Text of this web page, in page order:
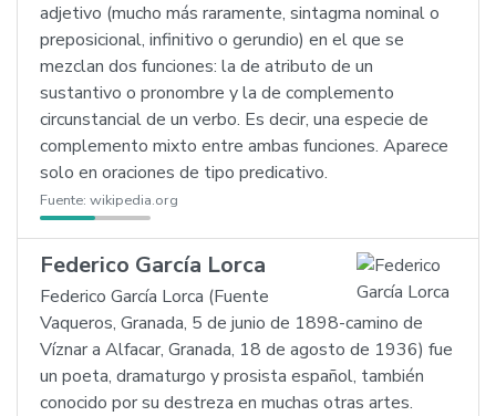
adjetivo (mucho más raramente, sintagma nominal o
preposicional, infinitivo o gerundio) en el que se
mezclan dos funciones: la de atributo de un
sustantivo o pronombre y la de complemento
circunstancial de un verbo. Es decir, una especie de
complemento mixto entre ambas funciones. Aparece
solo en oraciones de tipo predicativo.
Fuente: wikipedia.org
Federico García Lorca
Federico García Lorca (Fuente
Vaqueros, Granada, 5 de junio de 1898-camino de
Víznar a Alfacar, Granada, 18 de agosto de 1936) fue
un poeta, dramaturgo y prosista español, también
conocido por su destreza en muchas otras artes.